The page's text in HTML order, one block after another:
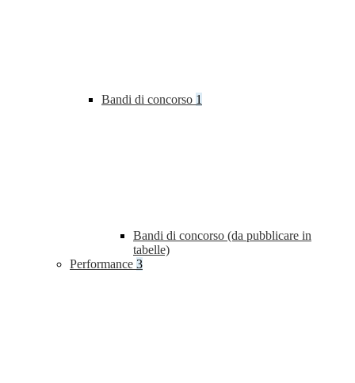
Bandi di concorso 1
Bandi di concorso (da pubblicare in
tabelle)
Performance 3